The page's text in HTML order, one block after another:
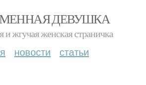
ДЕВУШКА
и жгучая женская страничка
новости статьи